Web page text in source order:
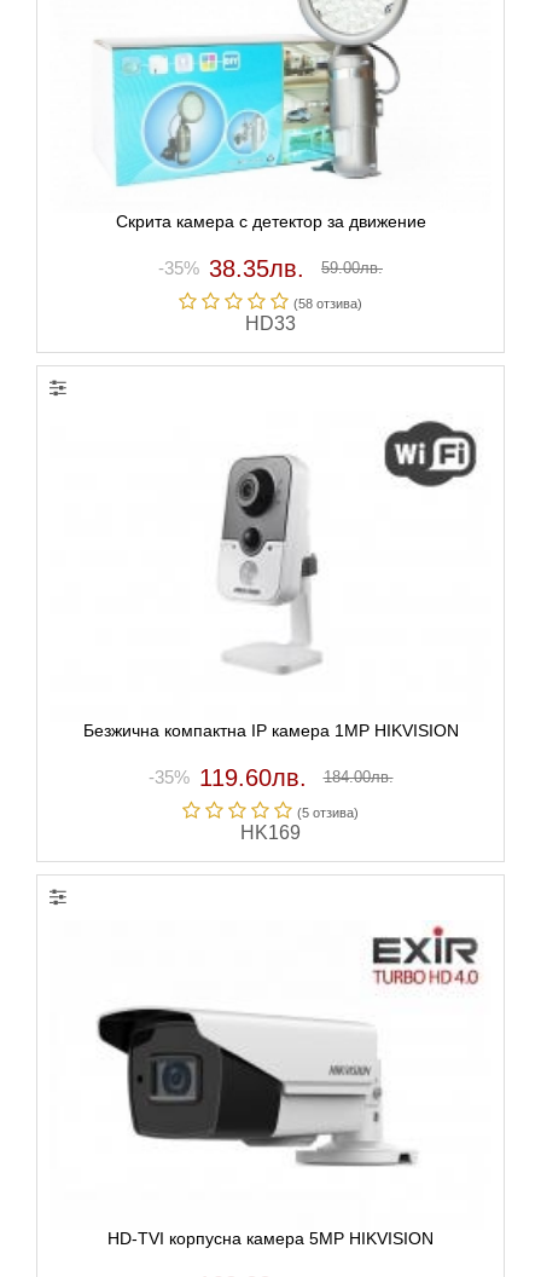
Скрита камера с детектор за движение
-35% 38.35лв. 59.00лв.
(58 отзивa)
HD33
Безжична компактна IP камера 1MP HIKVISION
-35% 119.60лв. 184.00лв.
(5 отзивa)
HK169
HD-TVI корпусна камера 5MP HIKVISION